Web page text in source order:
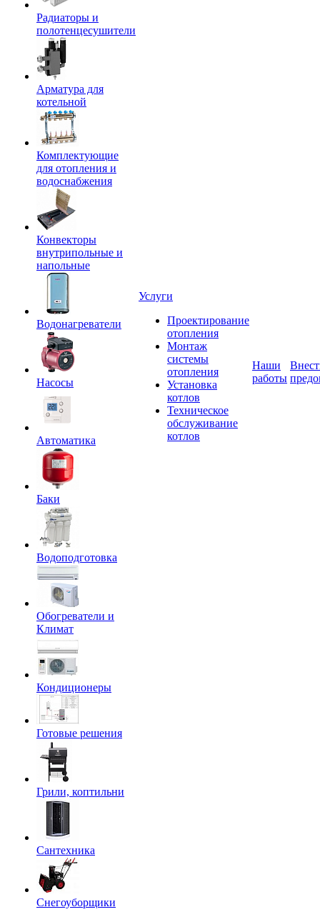
Радиаторы и
полотенцесушители
Арматура для
котельной
Комплектующие
для отопления и
водоснабжения
Конвекторы
внутрипольные и
напольные
Водонагреватели
Насосы
Автоматика
Баки
Водоподготовка
Обогреватели и
Климат
Кондиционеры
Готовые решения
Грили, коптильни
Сантехника
Снегоуборщики
Услуги
Проектирование
отопления
Монтаж
системы
отопления
Установка
котлов
Техническое
обслуживание
котлов
Наши
работы